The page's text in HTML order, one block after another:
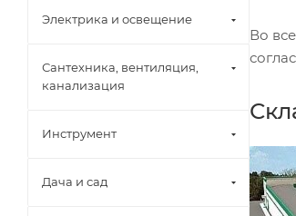
Во
Электрика и освещение
Сантехника, вентиляция,
канализация
Инструмент
Дача и сад